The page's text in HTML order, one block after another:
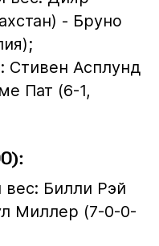
- Бруно
Стивен Асплунд
Пат (6-1,
вес: Билли Рэй
Миллер (7-0-0-